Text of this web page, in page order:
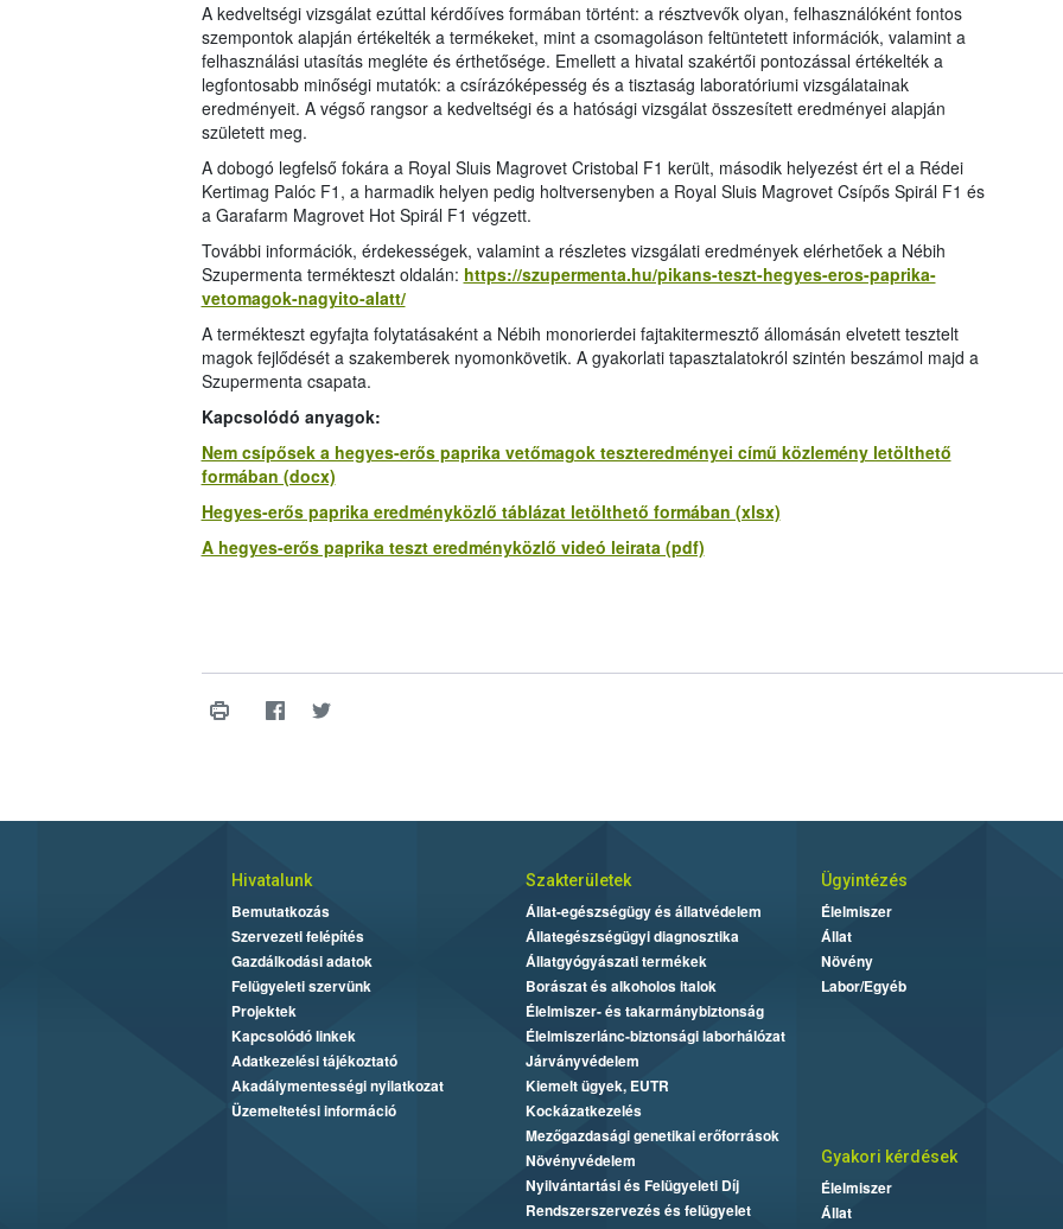
A kedveltségi vizsgálat ezúttal kérdőíves formában történt: a résztvevők olyan, felhasználóként fontos
szempontok alapján értékelték a termékeket, mint a csomagoláson feltüntetett információk, valamint a
felhasználási utasítás megléte és érthetősége. Emellett a hivatal szakértői pontozással értékelték a
legfontosabb minőségi mutatók: a csírázóképesség és a tisztaság laboratóriumi vizsgálatainak
eredményeit. A végső rangsor a kedveltségi és a hatósági vizsgálat összesített eredményei alapján
született meg.
A dobogó legfelső fokára a Royal Sluis Magrovet Cristobal F1 került, második helyezést ért el a Rédei
Kertimag Palóc F1, a harmadik helyen pedig holtversenyben a Royal Sluis Magrovet Csípős Spirál F1 és
a Garafarm Magrovet Hot Spirál F1 végzett.
További információk, érdekességek, valamint a részletes vizsgálati eredmények elérhetőek a Nébih
Szupermenta termékteszt oldalán: https://szupermenta.hu/pikans-teszt-hegyes-eros-paprika-
vetomagok-nagyito-alatt/
A termékteszt egyfajta folytatásaként a Nébih monorierdei fajtakitermesztő állomásán elvetett tesztelt
magok fejlődését a szakemberek nyomonkövetik. A gyakorlati tapasztalatokról szintén beszámol majd a
Szupermenta csapata.
Kapcsolódó anyagok:
Nem csípősek a hegyes-erős paprika vetőmagok teszteredményei című közlemény letölthető
formában (docx)
Hegyes-erős paprika eredményközlő táblázat letölthető formában (xlsx)
A hegyes-erős paprika teszt eredményközlő videó leirata (pdf)
Hivatalunk
Bemutatkozás
Szervezeti felépítés
Gazdálkodási adatok
Felügyeleti szervünk
Projektek
Kapcsolódó linkek
Adatkezelési tájékoztató
Akadálymentességi nyilatkozat
Üzemeltetési információ
Szakterületek
Állat-egészségügy és állatvédelem
Állategészségügyi diagnosztika
Állatgyógyászati termékek
Borászat és alkoholos italok
Élelmiszer- és takarmánybiztonság
Élelmiszerlánc-biztonsági laborhálózat
Járványvédelem
Kiemelt ügyek, EUTR
Kockázatkezelés
Mezőgazdasági genetikai erőforrások
Növényvédelem
Nyilvántartási és Felügyeleti Díj
Rendszerszervezés és felügyelet
Ügyintézés
Élelmiszer
Állat
Növény
Labor/Egyéb
Gyakori kérdések
Élelmiszer
Állat